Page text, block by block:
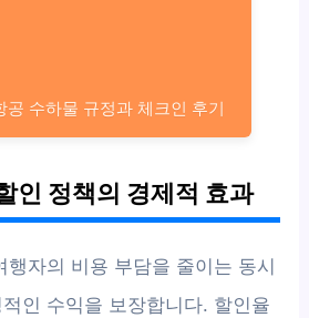
공 수하물 규정과 체크인 후기
인 정책의 경제적 효과
행자의 비용 부담을 줄이는 동시
인 수익을 보장합니다. 할인율